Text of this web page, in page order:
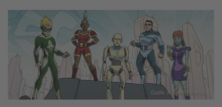
Grafik: © Goethe-Institut